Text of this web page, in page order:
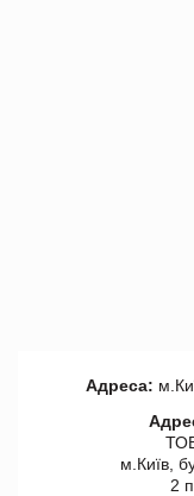
Адреса:
м.Київ,
2